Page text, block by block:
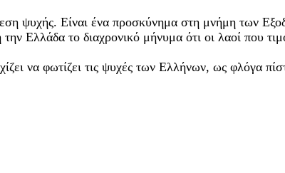
ψυχής. Είναι ένα προσκύνημα στη μνήμη των
Ελλάδα το διαχρονικό μήνυμα ότι οι λαοί που
να φωτίζει τις ψυχές των Ελλήνων, ως φλόγα